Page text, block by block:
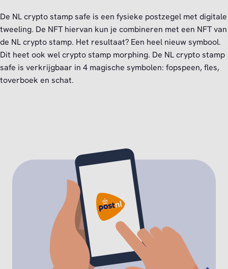
De NL crypto stamp safe is een fysieke postzegel met digitale
tweeling. De NFT hiervan kun je combineren met een NFT van
de NL crypto stamp. Het resultaat? Een heel nieuw symbool.
Dit heet ook wel crypto stamp morphing. De NL crypto stamp
safe is verkrijgbaar in 4 magische symbolen: fopspeen, fles,
toverboek en schat.